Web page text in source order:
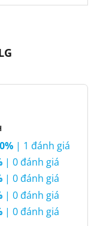
| 1 đánh giá
| 0 đánh giá
| 0 đánh giá
| 0 đánh giá
| 0 đánh giá